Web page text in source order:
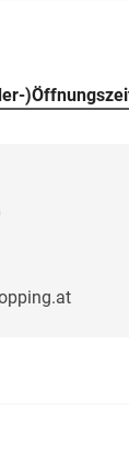
Wegbeschreibung